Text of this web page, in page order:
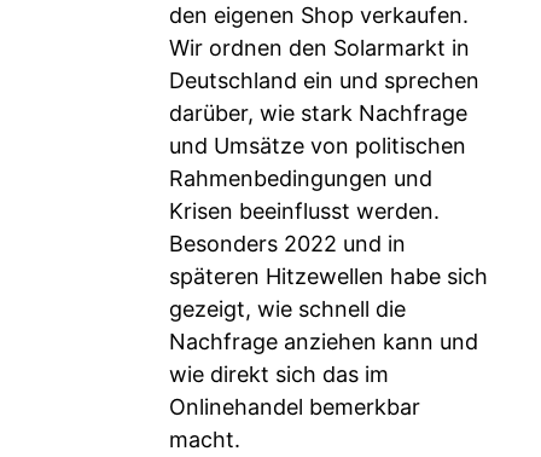
den eigenen Shop verkaufen.
Wir ordnen den Solarmarkt in
Deutschland ein und sprechen
darüber, wie stark Nachfrage
und Umsätze von politischen
Rahmenbedingungen und
Krisen beeinflusst werden.
Besonders 2022 und in
späteren Hitzewellen habe sich
gezeigt, wie schnell die
Nachfrage anziehen kann und
wie direkt sich das im
Onlinehandel bemerkbar
macht.